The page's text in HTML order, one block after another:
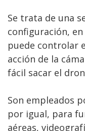
Se trata de una
configuración,
puede controlar
acción de la
fácil sacar el
Son empleados
por igual, para
aéreas,